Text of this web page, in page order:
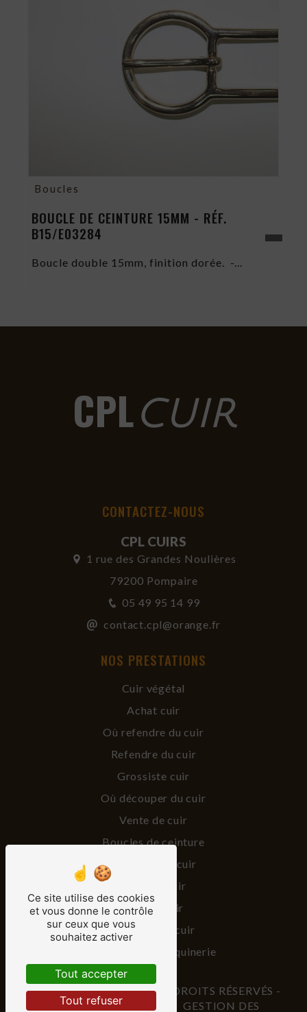
Boucles
BOUCLE DE CEINTURE 15MM - RÉF.
B15/E03284
Boucle double 15mm, finition dorée. -...
CPLCUIR
CONTACTEZ-NOUS
CPL CUIRS
1 rue des Grandes Noulières
79200 Pompaire
05 49 95 14 99
contact.cpl@orange.fr
NOS PRESTATIONS
Cuir végétal
Achat cuir
Où refendre du cuir
Refendre du cuir
Grossiste cuir
Où découper du cuir
Vente de cuir
Boucles de ceinture
Vente peaux cuir
Vendeur cuir
Lanière cuir
Fournisseur cuir
Fourniture maroquinerie
©VISTALID- 2026 - TOUS DROITS RÉSERVÉS -
MENTIONS LÉGALES
GESTION DES
Ce site utilise des cookies
et vous donne le contrôle
sur ceux que vous
souhaitez activer
Tout accepter
Tout refuser